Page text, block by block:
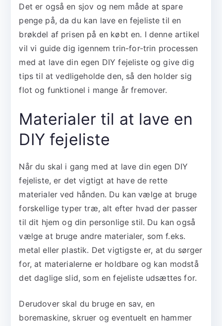
Det er også en sjov og nem måde at spare
penge på, da du kan lave en fejeliste til en
brøkdel af prisen på en købt en. I denne artikel
vil vi guide dig igennem trin-for-trin processen
med at lave din egen DIY fejeliste og give dig
tips til at vedligeholde den, så den holder sig
flot og funktionel i mange år fremover.
Materialer til at lave en
DIY fejeliste
Når du skal i gang med at lave din egen DIY
fejeliste, er det vigtigt at have de rette
materialer ved hånden. Du kan vælge at bruge
forskellige typer træ, alt efter hvad der passer
til dit hjem og din personlige stil. Du kan også
vælge at bruge andre materialer, som f.eks.
metal eller plastik. Det vigtigste er, at du sørger
for, at materialerne er holdbare og kan modstå
det daglige slid, som en fejeliste udsættes for.
Derudover skal du bruge en sav, en
boremaskine, skruer og eventuelt en hammer